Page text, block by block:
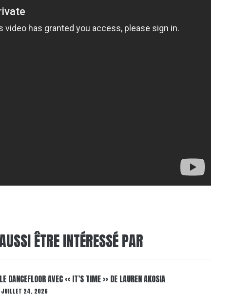
ÊTRE INTÉRESSÉ PAR
DANCEFLOOR AVEC « IT’S TIME » DE LAUREN AKOSIA
JUILLET 24, 2026